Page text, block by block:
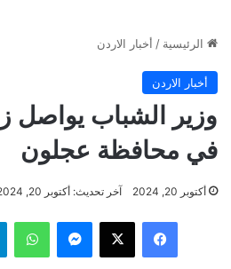
الرئيسية / أخبار الاردن
أخبار الاردن
وزير الشباب يواصل
في محافظة عجلون
أكتوبر 20, 2024 آخر تحديث: أكتوبر 20, 2024
فيسبوك ‫X ماسنجر